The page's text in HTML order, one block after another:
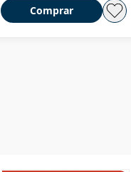
Comprar